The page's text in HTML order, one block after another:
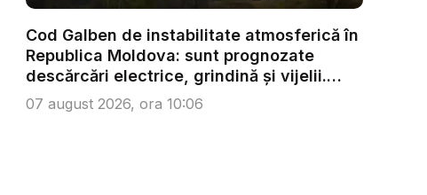
Cod Galben de instabilitate atmosferică în
Republica Moldova: sunt prognozate
descărcări electrice, grindină și vijelii.
Câ...
07 august 2026, ora 10:06